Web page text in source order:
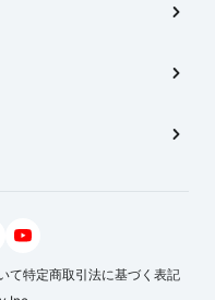
て特定商取引法に基づく表記